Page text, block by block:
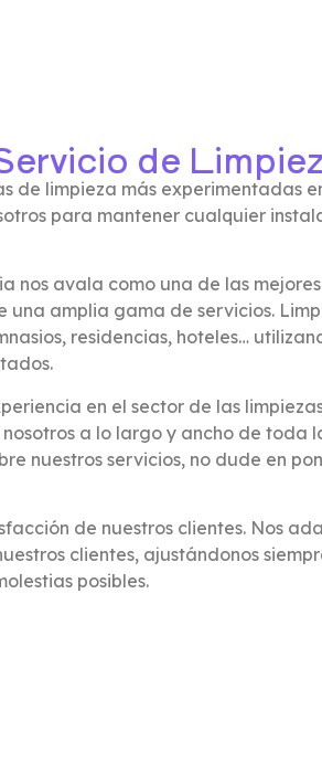
de
de limpieza más experimentadas
para mantener cualquier
nos avala como una de las
una amplia gama de servicios.
residencias, hoteles…
en el sector de las
a lo largo y ancho de toda
nuestros servicios, no dude en
de nuestros clientes. Nos
clientes, ajustándonos
posibles.